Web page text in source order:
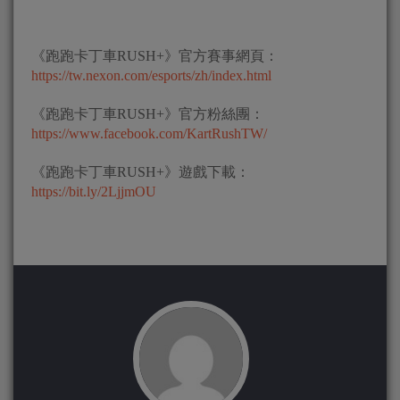
《跑跑卡丁車RUSH+》官方賽事網頁：
https://tw.nexon.com/esports/zh/index.html
《跑跑卡丁車RUSH+》官方粉絲團：
https://www.facebook.com/KartRushTW/
《跑跑卡丁車RUSH+》遊戲下載：
https://bit.ly/2LjjmOU